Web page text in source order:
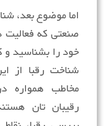
اما موضوع بعد،
صنعتی که فعالیت
خود را بشناسید و
شناخت رقبا از
مخاطب همواره
رقیبان تان